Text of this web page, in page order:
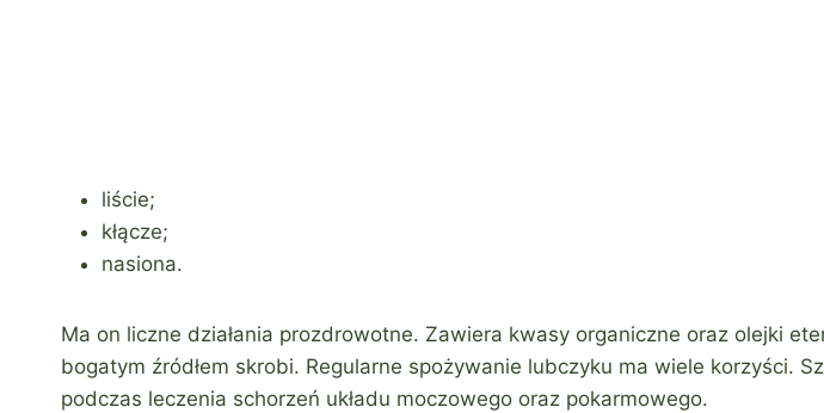
liście;
kłącze;
nasiona.
Ma on liczne działania prozdrowotne. Zawiera kwasy organiczne oraz olejki
bogatym źródłem skrobi. Regularne spożywanie lubczyku ma wiele korzyści.
podczas leczenia schorzeń układu moczowego oraz pokarmowego.